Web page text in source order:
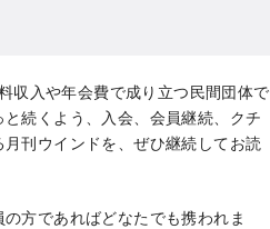
収入や年会費で成り立つ民間団体で
続くよう、入会、会員継続、クチ
刊ウインドを、ぜひ継続してお読
方であればどなたでも携われま